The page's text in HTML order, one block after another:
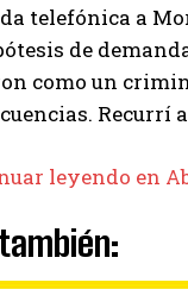
I've read and
telefónica a
de
como un
Recurrí
leyendo en